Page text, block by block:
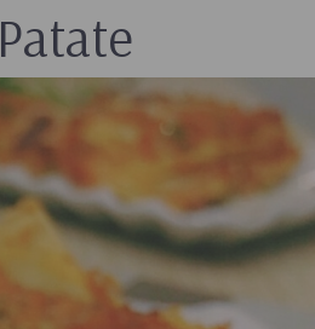
Creme dolci, confetture
e miele
Creme spalmabili
Confetture bio
Miele italiano